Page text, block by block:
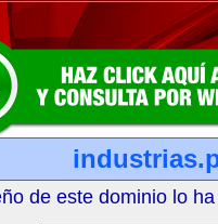
de este dominio lo